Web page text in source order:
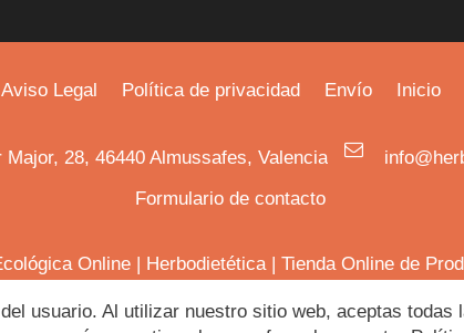
Aviso Legal Política de privacidad Envío Inicio
Major, 28, 46440 Almussafes, Valencia
Formulario de contacto
Online Herbodietética| Tienda Online de
usuario. Al utilizar nuestro sitio web, aceptas